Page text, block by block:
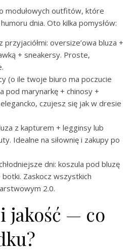
modułowych outfitów, które
dnia. Oto kilka pomysłów:
przyjaciółmi: oversize’owa bluza +
+ sneakersy. Proste,
(o ile twoje biuro ma poczucie
pod marynarkę + chinosy +
czujesz się jak w dresie
z kapturem + legginsy lub
Idealne na siłownię i zakupy po
dni: koszula pod bluzę
Zaskocz wszystkich
2.0.
jakość — co